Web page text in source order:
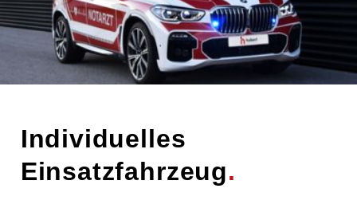
Individuelles
Einsatzfahrzeug.